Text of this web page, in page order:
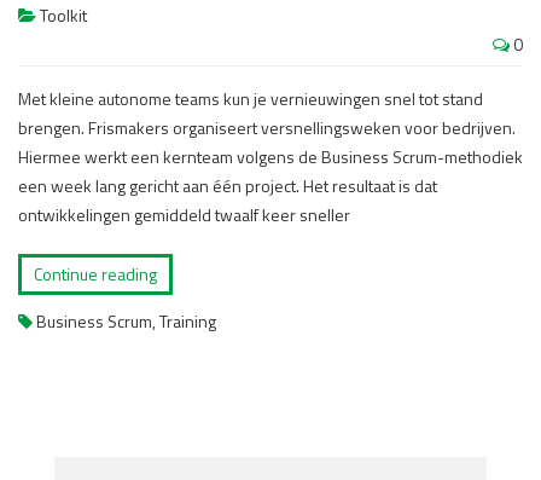
Toolkit
0
Met kleine autonome teams kun je vernieuwingen snel tot stand
brengen. Frismakers organiseert versnellingsweken voor bedrijven.
Hiermee werkt een kernteam volgens de Business Scrum-methodiek
een week lang gericht aan één project. Het resultaat is dat
ontwikkelingen gemiddeld twaalf keer sneller
Continue reading
Business Scrum,Training